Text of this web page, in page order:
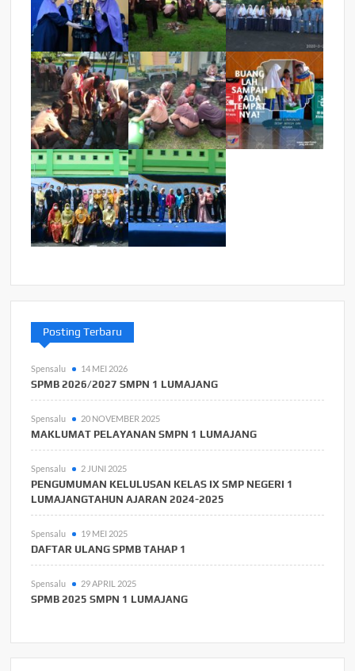
Posting Terbaru
Spensalu 14 MEI 2026
SPMB 2026/2027 SMPN 1 LUMAJANG
Spensalu 20 NOVEMBER 2025
MAKLUMAT PELAYANAN SMPN 1 LUMAJANG
Spensalu 2 JUNI 2025
PENGUMUMAN KELULUSAN KELAS IX SMP NEGERI 1
LUMAJANGTAHUN AJARAN 2024-2025
Spensalu 19 MEI 2025
DAFTAR ULANG SPMB TAHAP 1
Spensalu 29 APRIL 2025
SPMB 2025 SMPN 1 LUMAJANG